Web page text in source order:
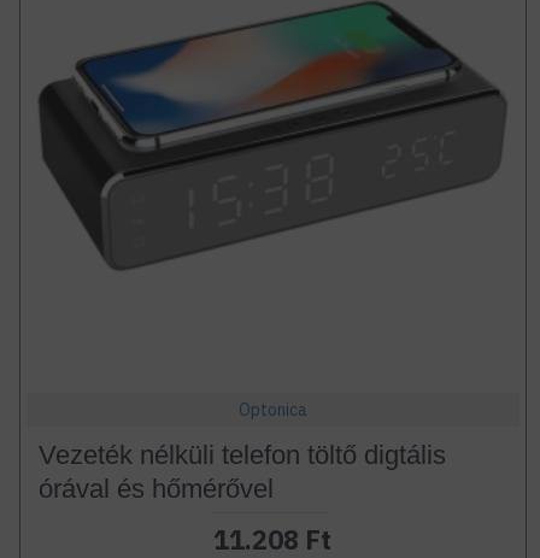
Optonica
Vezeték nélküli telefon töltő digtális
órával és hőmérővel
11.208 Ft